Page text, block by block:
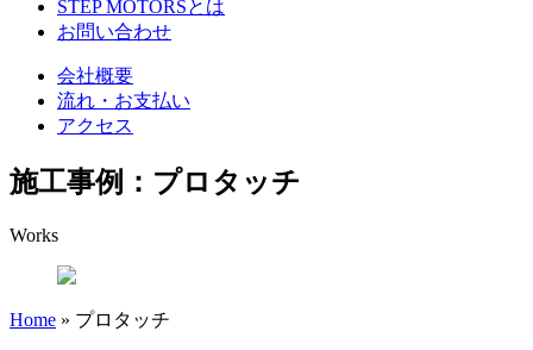
STEP MOTORSとは
お問い合わせ
会社概要
流れ・お支払い
アクセス
施工事例：プロタッチ
Works
Home » プロタッチ